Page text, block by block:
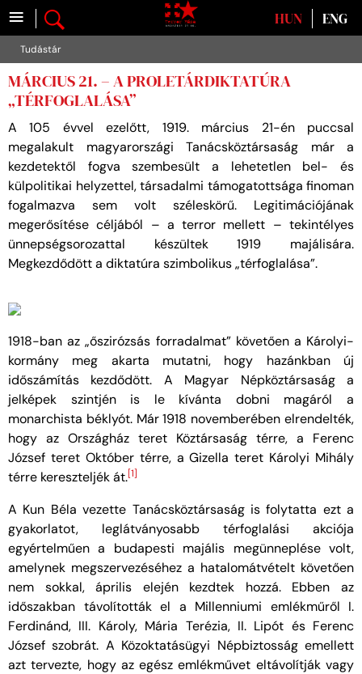
≡ Válasszon nyelvet
HUN ENG
Tudástár
MÁRCIUS 21. – A PROLETÁRDIKTATÚRA
„TÉRFOGLALÁSA”
A 105 évvel ezelőtt, 1919. március 21-én puccsal
megalakult magyarországi Tanácsköztársaság már a
kezdetektől fogva szembesült a lehetetlen bel- és
külpolitikai helyzettel, társadalmi támogatottsága finoman
fogalmazva sem volt széleskörű. Legitimációjának
megerősítése céljából – a terror mellett – tekintélyes
ünnepségsorozattal készültek 1919 majálisára.
Megkezdődött a diktatúra szimbolikus „térfoglalása”.
1918-ban az „őszirózsás forradalmat” követően a Károlyi-
kormány meg akarta mutatni, hogy hazánkban új
időszámítás kezdődött. A Magyar Népköztársaság a
jelképek szintjén is le kívánta dobni magáról a
monarchista béklyót. Már 1918 novemberében elrendelték,
hogy az Országház teret Köztársaság térre, a Ferenc
József teret Október térre, a Gizella teret Károlyi Mihály
térre kereszteljék át.[1]
A Kun Béla vezette Tanácsköztársaság is folytatta ezt a
gyakorlatot, leglátványosabb térfoglalási akciója
egyértelműen a budapesti majális megünneplése volt,
amelynek megszervezéséhez a hatalomátvételt követően
nem sokkal, április elején kezdtek hozzá. Ebben az
időszakban távolították el a Millenniumi emlékműről I.
Ferdinánd, III. Károly, Mária Terézia, II. Lipót és Ferenc
József szobrát. A Közoktatásügyi Népbiztosság emellett
azt tervezte, hogy az egész emlékművet eltávolítják vagy